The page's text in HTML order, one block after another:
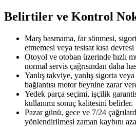
Belirtiler ve Kontrol
Marş basmama, far sönmesi,
etmemesi veya tesisat kısa
Otoyol ve otoban üzerinde hızlı
normal servis çağrısından daha
Yanlış takviye, yanlış sigorta
bağlantısı motor beynine zarar
Yedek parça seçimi, işçilik
kullanımı sonuç kalitesini belirler.
Pazar günü, gece ve 7/24
yönlendirilmesi zaman kaybını